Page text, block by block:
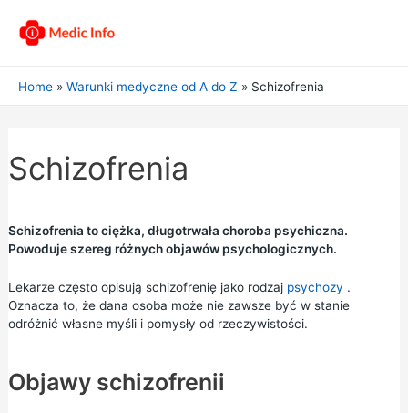
Home Warunki medyczne od A do Z Schizofrenia
Schizofrenia
Schizofrenia to ciężka, długotrwała choroba psychiczna.
Powoduje szereg różnych objawów psychologicznych.
Lekarze często opisują schizofrenię jako rodzaj psychozy .
Oznacza to, że dana osoba może nie zawsze być w stanie
odróżnić własne myśli i pomysły od rzeczywistości.
Objawy schizofrenii